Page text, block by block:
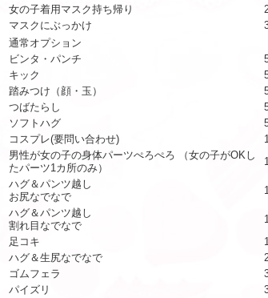
女の子着用マスク持ち帰り
マスクにぶっかけ
通常オプション
ビンタ・パンチ
キック
踏みつけ（顔・玉）
つばたらし
ソフトハグ
コスプレ(要問い合わせ)
男性が女の子の身体パーツぺろぺろ （女の子がOKし
たパーツ1カ所のみ）
ハグ＆パンツ越し
お尻なでなで
ハグ＆パンツ越し
割れ目なでなで
足コキ
ハグ＆生尻なでなで
ゴムフェラ
パイズリ